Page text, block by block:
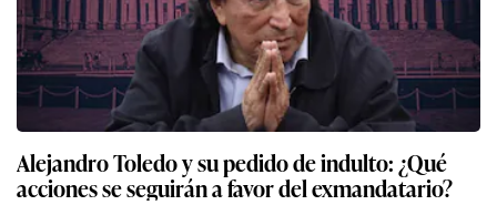
Alejandro Toledo y su pedido de indulto: ¿Qué
acciones se seguirán a favor del exmandatario?